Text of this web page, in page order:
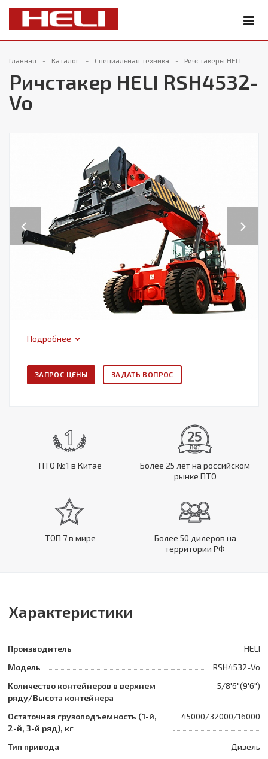
Главная Каталог Специальная техника Ричстакеры HELI
Ричстакер HELI RSH4532-
Vo
Подробнее
ЗАПРОС ЦЕНЫ ЗАДАТЬ ВОПРОС
ПТО №1 в Китае
Более 25 лет на российском
рынке ПТО
ТОП 7 в мире
Более 50 дилеров на
территории РФ
Характеристики
Производитель
HELI
Модель
RSH4532-Vo
Количество контейнеров в верхнем
ряду/Высота контейнера
5/8'6"(9'6")
Остаточная грузоподъемность (1-й,
2-й, 3-й ряд), кг
45000/32000/16000
Тип привода
Дизель